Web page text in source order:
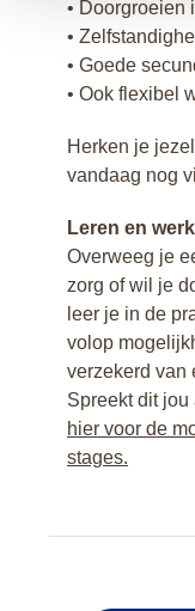
• Doorgroeien
•
• Goede
• Ook flexibel
Herken je
vandaag nog
Leren en
Overweeg je
zorg of wil je
leer je in de
volop
verzekerd van
Spreekt dit
hier voor de
stages.